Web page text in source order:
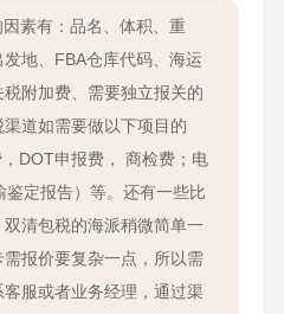
素有：品名、体积、重
地、FBA仓库代码、海运
附加费、需要独立报关的
道如需要做以下项目的
DOT申报费， 商检费；电
定报告）等。还有一些比
清包税的海派稍微简单一
报价要复杂一点，所以需
服或者业务经理，通过渠